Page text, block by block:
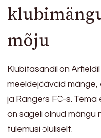
mõju
Klubitasandil on
meeldejäävaid mänge,
ja Rangers FC-s.
on sageli olnud mängu
tulemusi oluliselt.